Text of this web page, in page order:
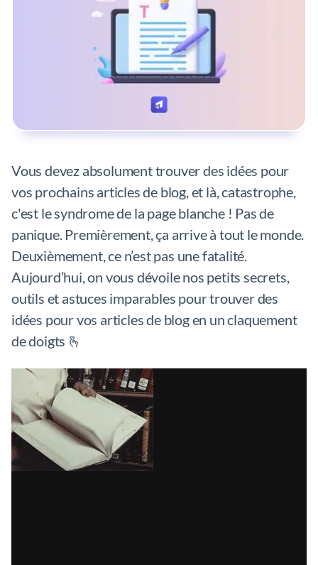
Vous devez absolument trouver des idées pour
vos prochains articles de blog, et là, catastrophe,
c'est le syndrome de la page blanche ! Pas de
panique. Premièrement, ça arrive à tout le monde.
Deuxièmement, ce n’est pas une fatalité.
Aujourd’hui, on vous dévoile nos petits secrets,
outils et astuces imparables pour trouver des
idées pour vos articles de blog en un claquement
de doigts 🫰